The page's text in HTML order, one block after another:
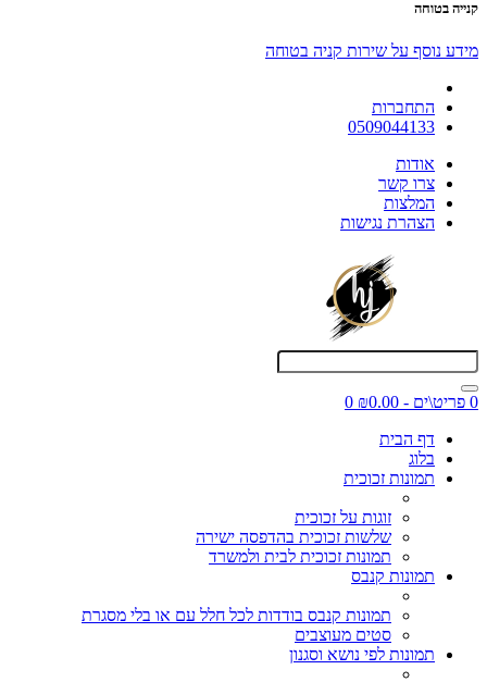
קנייה בטוחה
מידע נוסף על שירות קניה בטוחה
התחברות
0509044133
אודות
צרו קשר
המלצות
הצהרת נגישות
0 פריט\ים - ₪0.00
0
דף הבית
בלוג
תמונות זכוכית
זוגות על זכוכית
שלשות זכוכית בהדפסה ישירה
תמונות זכוכית לבית ולמשרד
תמונות קנבס
תמונות קנבס בודדות לכל חלל עם או בלי מסגרת
סטים מעוצבים
תמונות לפי נושא וסגנון